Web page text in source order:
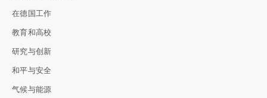
在德国工作
教育和高校
研究与创新
和平与安全
气候与能源